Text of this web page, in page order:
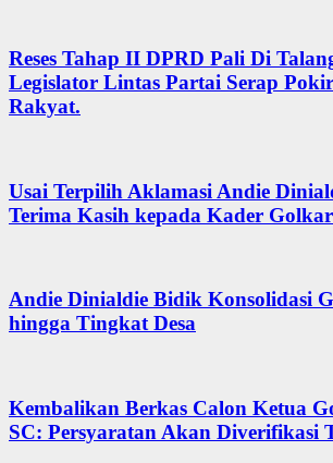
Reses Tahap II DPRD Pali Di
Legislator Lintas Partai Serap
Rakyat.
Usai Terpilih Aklamasi Andie
Terima Kasih kepada Kader Golkar
Andie Dinialdie Bidik Konsolidasi
hingga Tingkat Desa
Kembalikan Berkas Calon Ketua
SC: Persyaratan Akan Diverifikasi